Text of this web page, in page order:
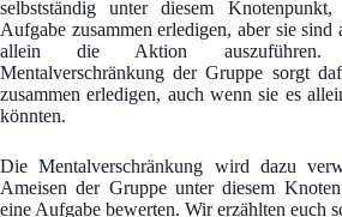
selbstständig unter diesem
Aufgabe zusammen erledigen, aber sie sind
allein die Aktion
Mentalverschränkung der Gruppe sorgt
zusammen erledigen, auch wenn sie es
könnten.
Die Mentalverschränkung wird dazu
Ameisen der Gruppe unter diesem
eine Aufgabe bewerten. Wir erzählten euch